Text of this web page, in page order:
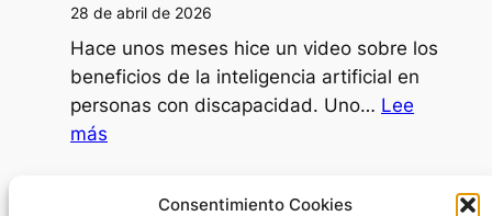
Consentimiento Cookies
decidir
ir
al
28 de abril de 2026
Hace unos meses hice un video sobre los
beneficios de la inteligencia artificial en
personas con discapacidad. Uno… Lee
más
Día Internacional de la Mujer